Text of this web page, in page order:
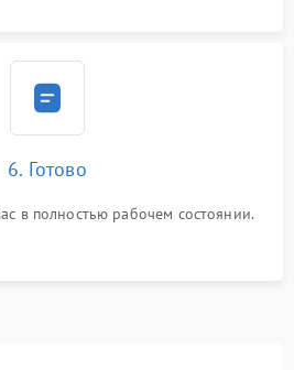
6. Готово
в полностью рабочем состоянии.